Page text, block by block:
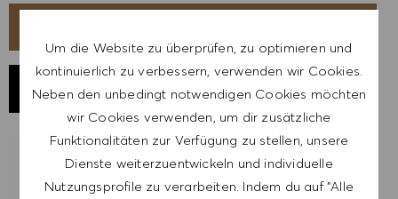
Um die Website zu überprüfen, zu optimieren und
kontinuierlich zu verbessern, verwenden wir Cookies.
Neben den unbedingt notwendigen Cookies möchten
wir Cookies verwenden, um dir zusätzliche
Funktionalitäten zur Verfügung zu stellen, unsere
Dienste weiterzuentwickeln und individuelle
Nutzungsprofile zu verarbeiten. Indem du auf "Alle
JOB SPEICHERN
LASSE DICH FÜR ÄHNLICHE JOBS
BENACHRICHTIGEN